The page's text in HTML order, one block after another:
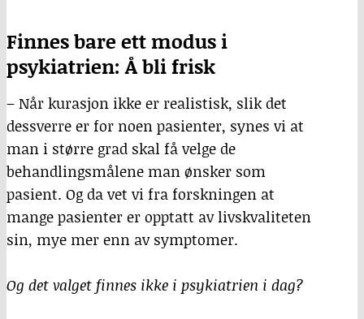
Finnes bare ett modus i
psykiatrien: Å bli frisk
– Når kurasjon ikke er realistisk, slik det
dessverre er for noen pasienter, synes vi at
man i større grad skal få velge de
behandlingsmålene man ønsker som
pasient. Og da vet vi fra forskningen at
mange pasienter er opptatt av livskvaliteten
sin, mye mer enn av symptomer.
Og det valget finnes ikke i psykiatrien i dag?